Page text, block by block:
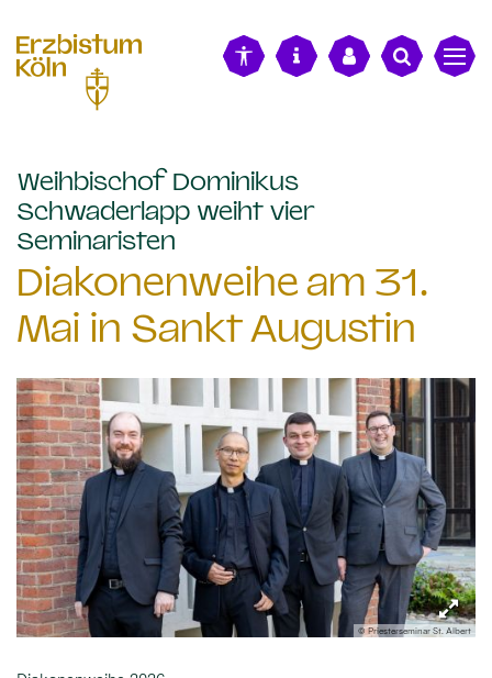
Weihbischof Dominikus
Schwaderlapp weiht vier
Seminaristen
Diakonenweihe am 31.
Mai in Sankt Augustin
© Priesterseminar St. Albert